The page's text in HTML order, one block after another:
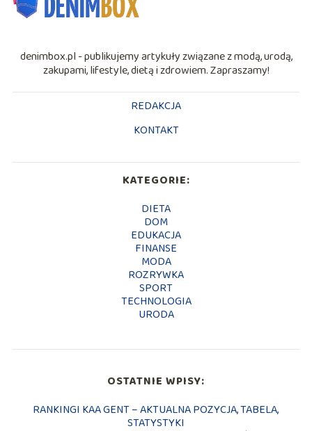
denimbox.pl - publikujemy artykuły związane z modą, urodą,
zakupami, lifestyle, dietą i zdrowiem. Zapraszamy!
REDAKCJA
KONTAKT
KATEGORIE:
DIETA
DOM
EDUKACJA
FINANSE
MODA
ROZRYWKA
SPORT
TECHNOLOGIA
URODA
OSTATNIE WPISY:
RANKINGI KAA GENT – AKTUALNA POZYCJA, TABELA,
STATYSTYKI